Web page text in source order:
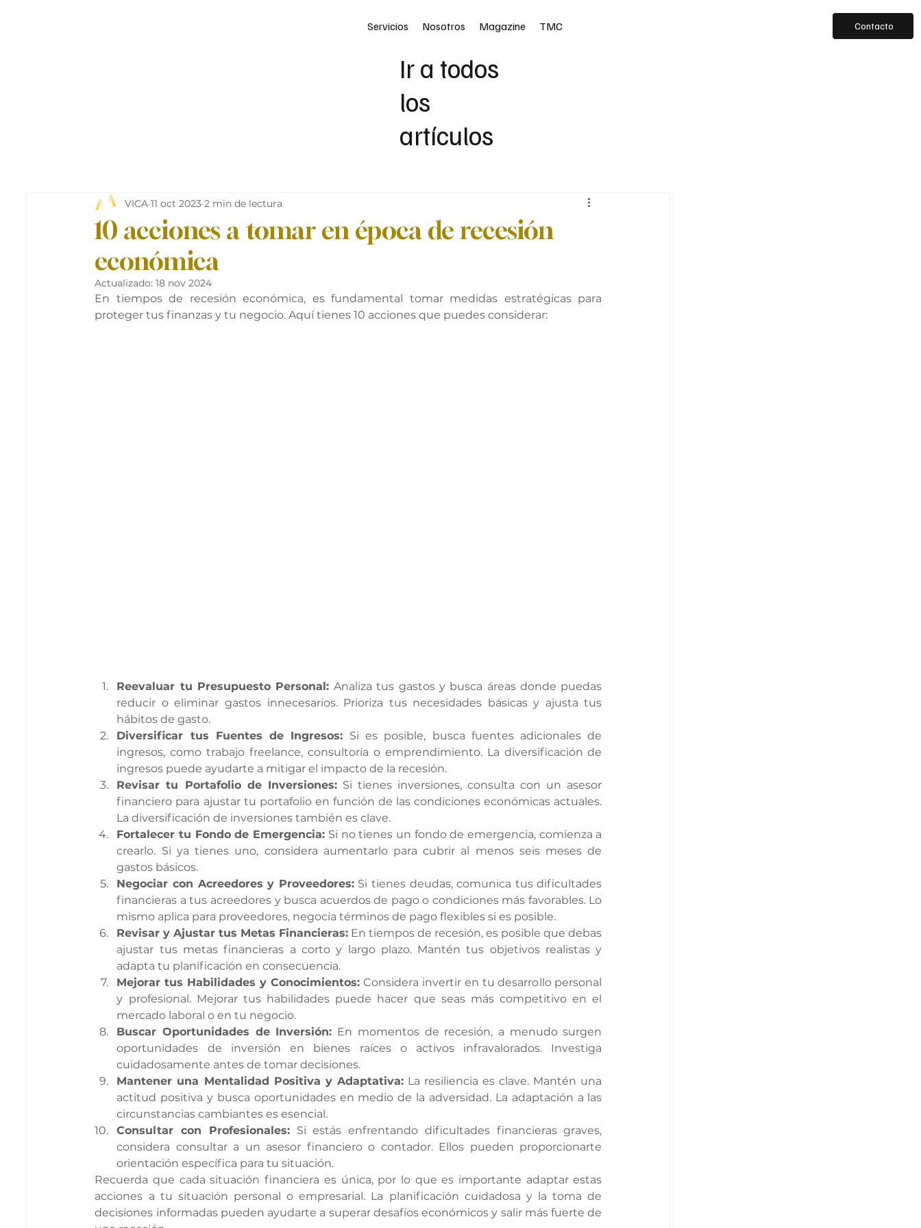
Servicios Nosotros Magazine TMC Contacto
Ir a todos
los
artículos
10 acciones a tomar en época de recesión
económica
VICA 11 oct 2023 2 min de lectura
Actualizado:18 nov 2024
En tiempos de recesión económica, es fundamental tomar medidas estratégicas para
proteger tus finanzas y tu negocio. Aquí tienes 10 acciones que puedes considerar:
Reevaluar tu Presupuesto Personal: Analiza tus gastos y busca áreas donde puedas
reducir o eliminar gastos innecesarios. Prioriza tus necesidades básicas y ajusta tus
hábitos de gasto.
Diversificar tus Fuentes de Ingresos: Si es posible, busca fuentes adicionales de
ingresos, como trabajo freelance, consultoría o emprendimiento. La diversificación de
ingresos puede ayudarte a mitigar el impacto de la recesión.
Revisar tu Portafolio de Inversiones: Si tienes inversiones, consulta con un asesor
financiero para ajustar tu portafolio en función de las condiciones económicas actuales.
La diversificación de inversiones también es clave.
Fortalecer tu Fondo de Emergencia: Si no tienes un fondo de emergencia, comienza a
crearlo. Si ya tienes uno, considera aumentarlo para cubrir al menos seis meses de
gastos básicos.
Negociar con Acreedores y Proveedores: Si tienes deudas, comunica tus dificultades
financieras a tus acreedores y busca acuerdos de pago o condiciones más favorables. Lo
mismo aplica para proveedores, negocia términos de pago flexibles si es posible.
Revisar y Ajustar tus Metas Financieras: En tiempos de recesión, es posible que debas
ajustar tus metas financieras a corto y largo plazo. Mantén tus objetivos realistas y
adapta tu planificación en consecuencia.
Mejorar tus Habilidades y Conocimientos: Considera invertir en tu desarrollo personal
y profesional. Mejorar tus habilidades puede hacer que seas más competitivo en el
mercado laboral o en tu negocio.
Buscar Oportunidades de Inversión: En momentos de recesión, a menudo surgen
oportunidades de inversión en bienes raíces o activos infravalorados. Investiga
cuidadosamente antes de tomar decisiones.
Mantener una Mentalidad Positiva y Adaptativa: La resiliencia es clave. Mantén una
actitud positiva y busca oportunidades en medio de la adversidad. La adaptación a las
circunstancias cambiantes es esencial.
Consultar con Profesionales: Si estás enfrentando dificultades financieras graves,
considera consultar a un asesor financiero o contador. Ellos pueden proporcionarte
orientación específica para tu situación.
Recuerda que cada situación financiera es única, por lo que es importante adaptar estas
acciones a tu situación personal o empresarial. La planificación cuidadosa y la toma de
decisiones informadas pueden ayudarte a superar desafíos económicos y salir más fuerte de